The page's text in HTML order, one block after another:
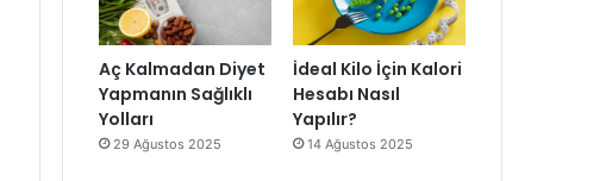
Aç Kalmadan Diyet
Yapmanın Sağlıklı
Yolları
29 Ağustos 2025
İdeal Kilo İçin Kalori
Hesabı Nasıl
Yapılır?
14 Ağustos 2025